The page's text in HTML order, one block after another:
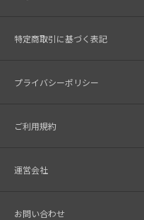
特定商取引に基づく表記
プライバシーポリシー
ご利用規約
運営会社
お問い合わせ